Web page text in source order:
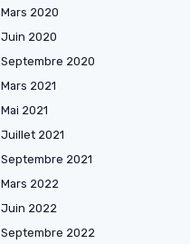
Mars 2020
Juin 2020
Septembre 2020
Mars 2021
Mai 2021
Juillet 2021
Septembre 2021
Mars 2022
Juin 2022
Septembre 2022